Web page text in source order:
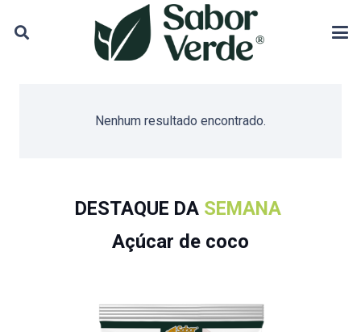
Nenhum resultado encontrado.
DESTAQUE DA SEMANA
Açúcar de coco